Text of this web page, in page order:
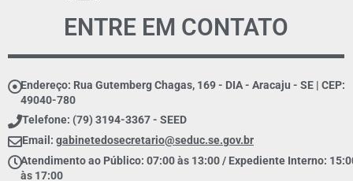
ENTRE EM CONTATO
Endereço: Rua Gutemberg Chagas, 169 - DIA - Aracaju - SE | CEP:
49040-780
Telefone: (79) 3194-3367 - SEED
Email: gabinetedosecretario@seduc.se.gov.br
Atendimento ao Público: 07:00 às 13:00 / Expediente Interno:
às 17:00